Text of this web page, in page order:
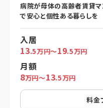
病院が母体の高齢者賃貸
で安心と個性ある暮らしを
入居
13.5万円～19.5万円
月額
8万円～13.5万円
料金